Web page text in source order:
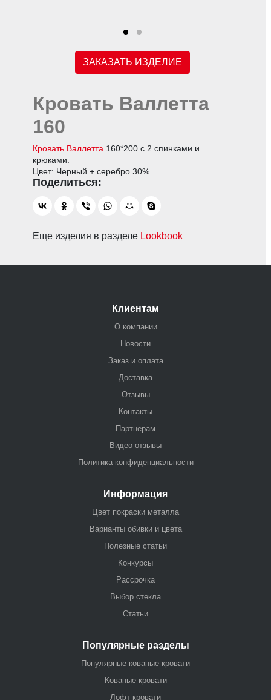
ЗАКАЗАТЬ ИЗДЕЛИЕ
Кровать Валлетта
160
Кровать Валлетта160*200 с 2 спинками и
крюками.
Цвет: Черный + серебро 30%.
Еще изделия в разделе Lookbook
Клиентам
О компании
Новости
Заказ и оплата
Доставка
Отзывы
Контакты
Партнерам
Видео отзывы
Политика конфиденциальности
Информация
Цвет покраски металла
Варианты обивки и цвета
Полезные статьи
Конкурсы
Рассрочка
Выбор стекла
Статьи
Популярные разделы
Популярные кованые кровати
Кованые кровати
Лофт кровати